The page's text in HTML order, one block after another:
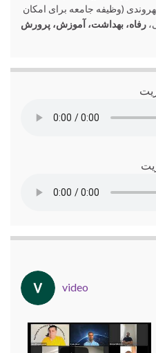
(وظیفه جامعه برای امکان
رفاه، بهداشت، آموزش، پرورش
video